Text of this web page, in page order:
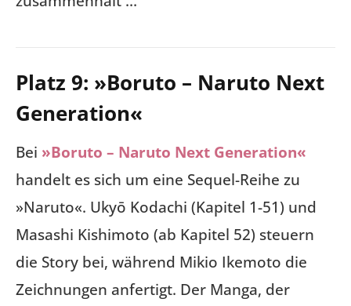
Platz 9: »Boruto – Naruto Next
Generation«
Bei »Boruto – Naruto Next Generation«
handelt es sich um eine Sequel-Reihe zu
»Naruto«. Ukyō Kodachi (Kapitel 1-51) und
Masashi Kishimoto (ab Kapitel 52) steuern
die Story bei, während Mikio Ikemoto die
Zeichnungen anfertigt. Der Manga, der